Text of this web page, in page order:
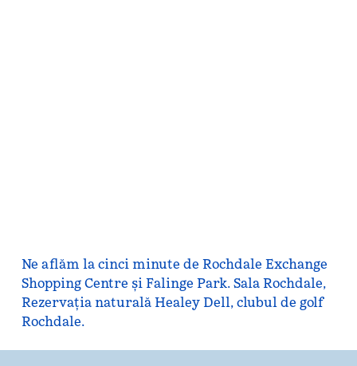
Ne aflăm la cinci minute de Rochdale Exchange
Shopping Centre și Falinge Park. Sala Rochdale,
Rezervația naturală Healey Dell, clubul de golf
Rochdale.